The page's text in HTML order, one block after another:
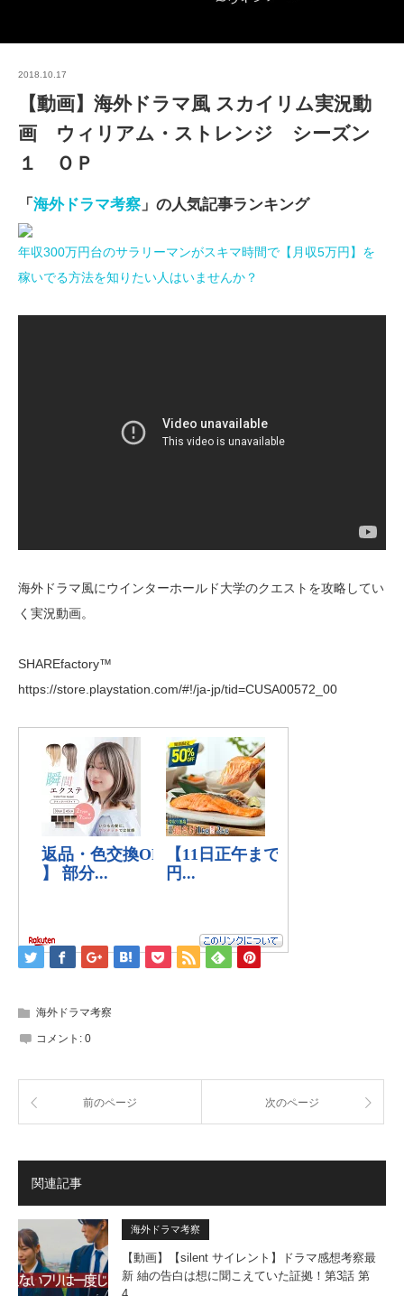
2018.10.17
【動画】海外ドラマ風 スカイリム実況動
画 ウィリアム・ストレンジ シーズン
１ ＯＰ
「 海外ドラマ考察 」の人気記事ランキング
年収300万円台のサラリーマンがスキマ時間で【月収5万円】を
稼いでる方法を知りたい人はいませんか？
海外ドラマ風にウインターホールド大学のクエストを攻略してい
く実況動画。
SHAREfactory™
https://store.playstation.com/#!/ja-jp/tid=CUSA00572_00
海外ドラマ考察
コメント: 0
前のページ 次のページ
関連記事
海外ドラマ考察
【動画】【silent サイレント】ドラマ感想考察最
新 紬の告白は想に聞こえていた証拠！第3話 第